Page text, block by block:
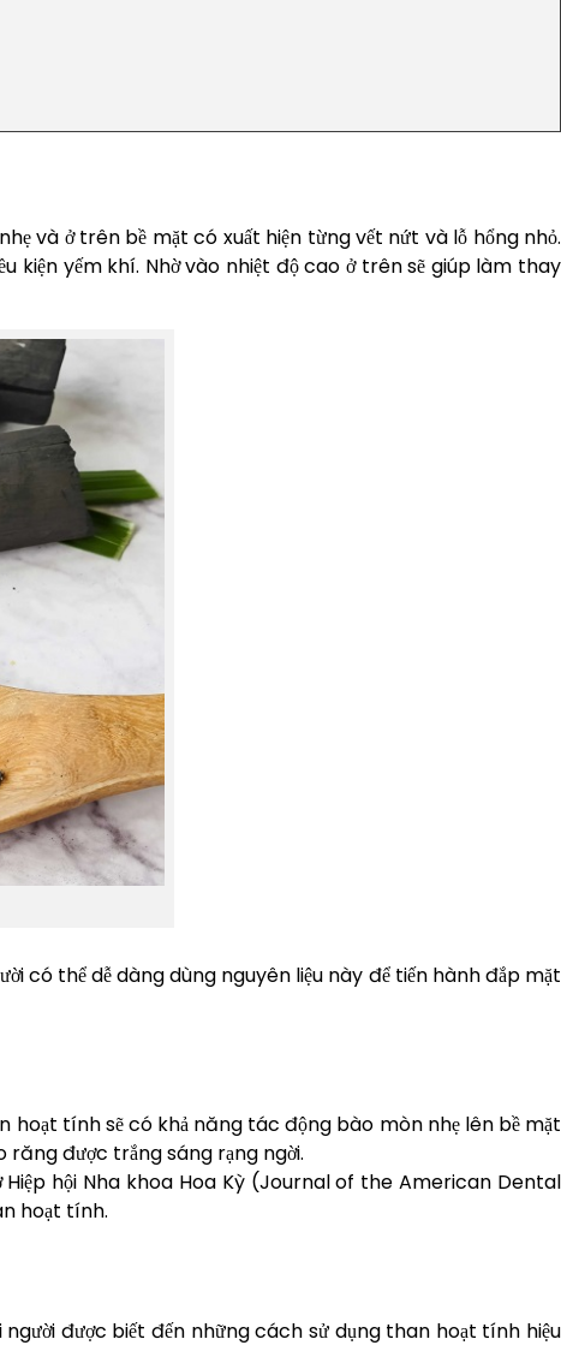
và ở trên bề mặt có xuất hiện từng vết nứt và lỗ hổng nhỏ.
kiện yếm khí. Nhờ vào nhiệt độ cao ở trên sẽ giúp làm thay
có thể dễ dàng dùng nguyên liệu này để tiến hành đắp mặt
tính sẽ có khả năng tác động bào mòn nhẹ lên bề mặt
răng được trắng sáng rạng ngời.
hội Nha khoa Hoa Kỳ (Journal of the American Dental
hoạt tính.
được biết đến những cách sử dụng than hoạt tính hiệu